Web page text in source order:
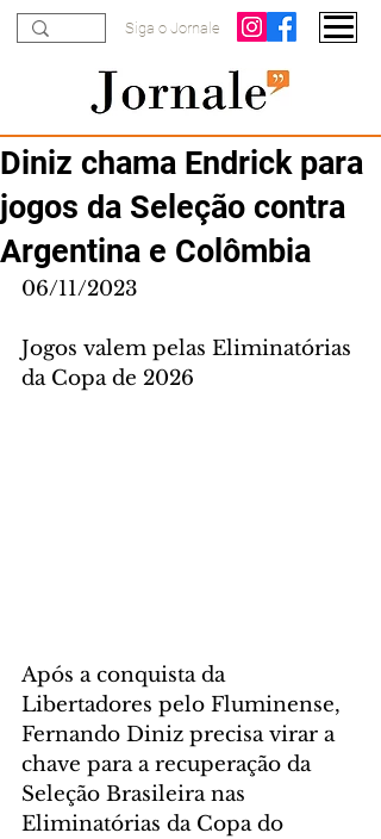
Siga o Jornale
Diniz chama Endrick para
jogos da Seleção contra
Argentina e Colômbia
06/11/2023
Jogos valem pelas Eliminatórias
da Copa de 2026
Após a conquista da
Libertadores pelo Fluminense,
Fernando Diniz precisa virar a
chave para a recuperação da
Seleção Brasileira nas
Eliminatórias da Copa do